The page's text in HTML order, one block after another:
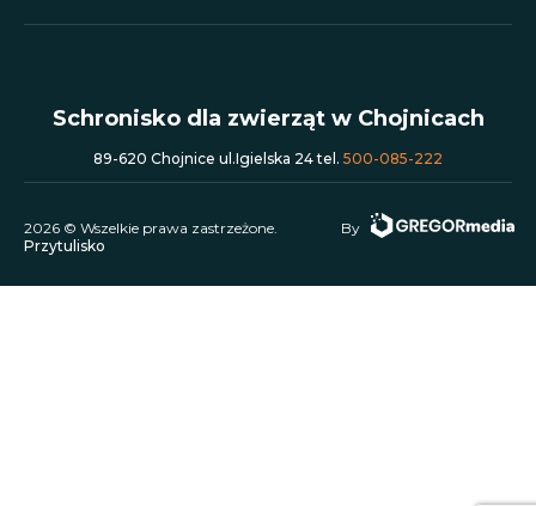
Schronisko dla zwierząt w Chojnicach
89-620 Chojnice ul.Igielska 24 tel. 500-085-222
2026 © Wszelkie prawa zastrzeżone.
Przytulisko
By